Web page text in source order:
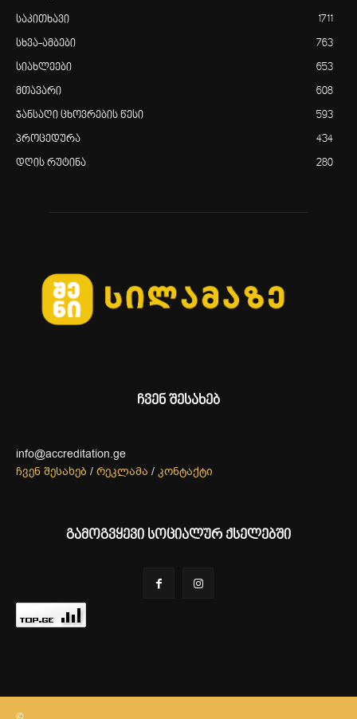
საკითხავი 1711
სხვა-ამბები 763
სიახლეები 653
მთავარი 608
ჯანსაღი ცხოვრების წესი 593
პროცედურა 434
დღის რუტინა 280
ჩვენ შესახებ
info@accreditation.ge
ჩვენ შესახებ / რეკლამა / კონტაქტი
გამოგვყევი სოციალურ ქსელებში